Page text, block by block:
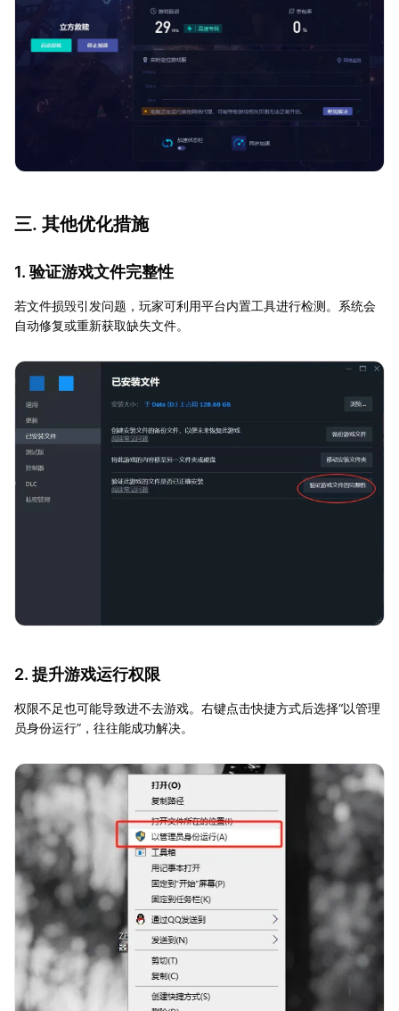
三. 其他优化措施
1. 验证游戏文件完整性
若文件损毁引发问题，玩家可利用平台内置工具进行检测。系统会
自动修复或重新获取缺失文件。
2. 提升游戏运行权限
权限不足也可能导致进不去游戏。右键点击快捷方式后选择“以管理
员身份运行”，往往能成功解决。